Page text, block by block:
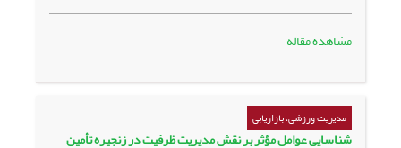
مشاهده مقاله
مدیریت ورزشی، بازاریابی
شناسایی عوامل مؤثر بر نقش مدیریت ظرفیت در زنجیره تأمین